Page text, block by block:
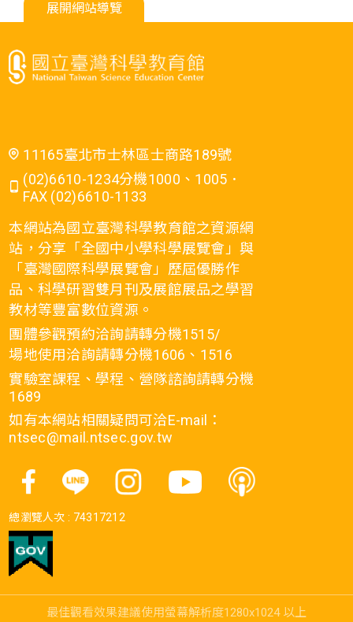
展開網站導覽
11165臺北市士林區士商路189號
(02)6610-1234分機1000、1005．
FAX (02)6610-1133
本網站為國立臺灣科學教育館之資源網
站，分享「全國中小學科學展覽會」與
「臺灣國際科學展覽會」歷屆優勝作
品、科學研習雙月刊及展館展品之學習
教材等豐富數位資源。
團體參觀預約洽詢請轉分機1515/
場地使用洽詢請轉分機1606、1516
實驗室課程、學程、營隊諮詢請轉分機
1689
如有本網站相關疑問可洽E-mail：
ntsec@mail.ntsec.gov.tw
總瀏覽人次 : 74317212
最佳觀看效果建議使用螢幕解析度1280x1024 以上